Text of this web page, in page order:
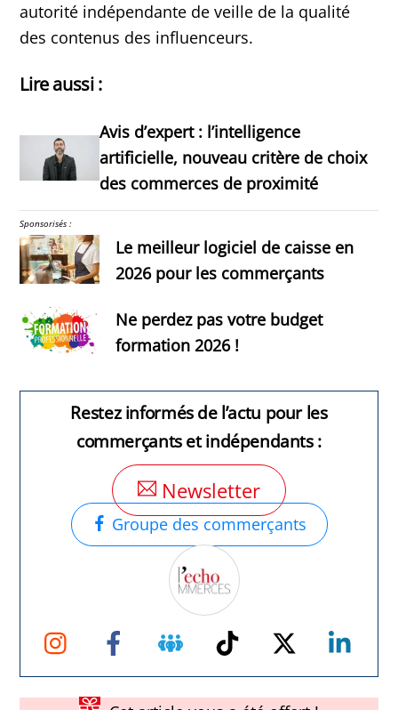
autorité indépendante de veille de la qualité
des contenus des influenceurs.
Lire aussi :
Avis d’expert : l’intelligence
artificielle, nouveau critère de choix
des commerces de proximité
Sponsorisés :
Le meilleur logiciel de caisse en
2026 pour les commerçants
Ne perdez pas votre budget
formation 2026 !
Restez informés de l’actu pour les
commerçants et indépendants :
Newsletter
Groupe des commerçants
Instagram Facebook Groupe
Facebook
TikTok Twitter